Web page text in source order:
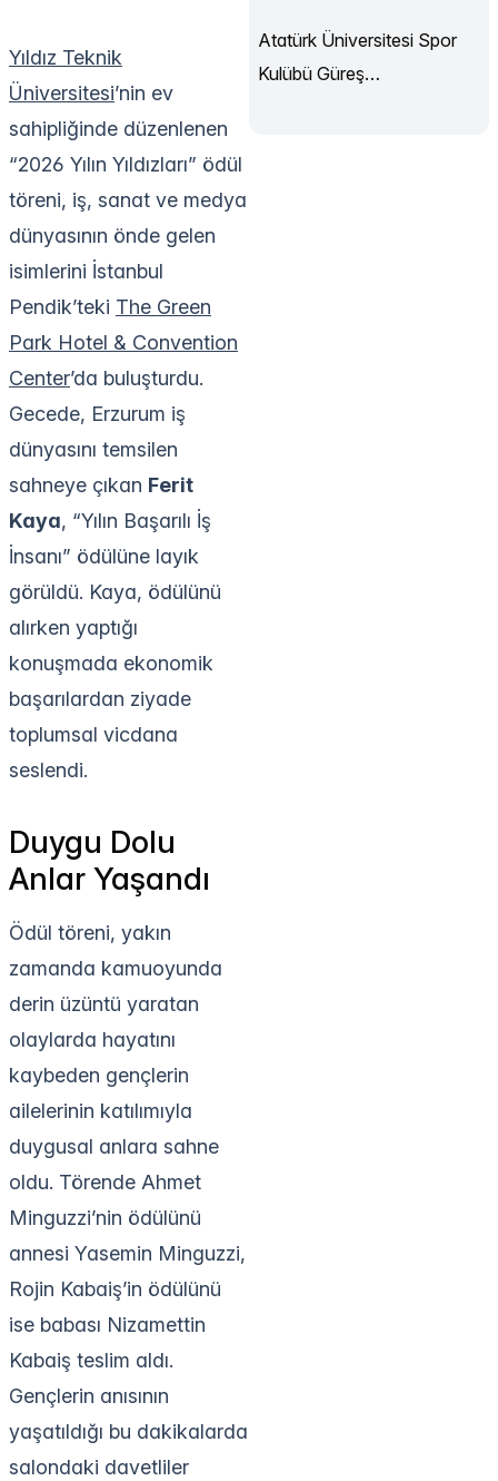
Yıldız Teknik
Üniversitesi’nin ev
sahipliğinde düzenlenen
“2026 Yılın Yıldızları” ödül
töreni, iş, sanat ve medya
dünyasının önde gelen
isimlerini İstanbul
Pendik’teki The Green
Park Hotel & Convention
Center’da buluşturdu.
Gecede, Erzurum iş
dünyasını temsilen
sahneye çıkan Ferit
Kaya, “Yılın Başarılı İş
İnsanı” ödülüne layık
görüldü. Kaya, ödülünü
alırken yaptığı
konuşmada ekonomik
başarılardan ziyade
toplumsal vicdana
seslendi.
Duygu Dolu
Anlar Yaşandı
Ödül töreni, yakın
zamanda kamuoyunda
derin üzüntü yaratan
olaylarda hayatını
kaybeden gençlerin
ailelerinin katılımıyla
duygusal anlara sahne
oldu. Törende Ahmet
Minguzzi’nin ödülünü
annesi Yasemin Minguzzi,
Rojin Kabaiş’in ödülünü
ise babası Nizamettin
Kabaiş teslim aldı.
Gençlerin anısının
yaşatıldığı bu dakikalarda
salondaki davetliler
Atatürk Üniversitesi Spor
Kulübü Güreş